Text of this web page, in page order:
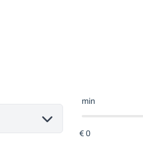
min